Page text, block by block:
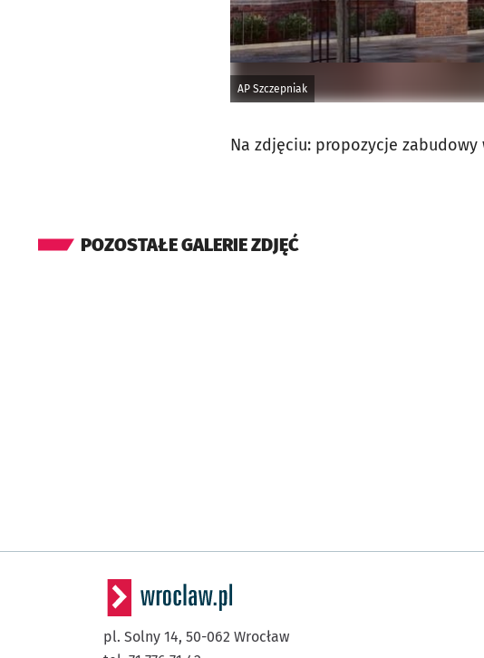
AP Szczepniak
Na zdjęciu: propozycje
POZOSTAŁE GALERIE ZDJĘĆ
pl. Solny 14, 50-062 Wrocław